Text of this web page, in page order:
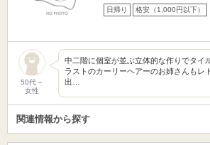
日帰り 格安（1,000円以下）
50代～
女性
中二階に個室が並ぶ立体的な作りでタイ
ラストのカーリーヘアーのお姉さんもレ
出…
関連情報から探す